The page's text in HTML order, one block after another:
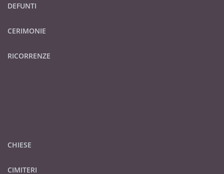
DEFUNTI
CERIMONIE
RICORRENZE
CHIESE
CIMITERI